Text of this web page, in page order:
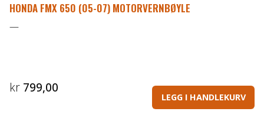
HONDA FMX 650 (05-07) MOTORVERNBØYLE
—
kr 799,00
LEGG I HANDLEKURV